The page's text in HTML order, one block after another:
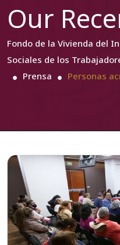
Our
Fondo de la Vivienda del
Sociales de los
Prensa
Personas